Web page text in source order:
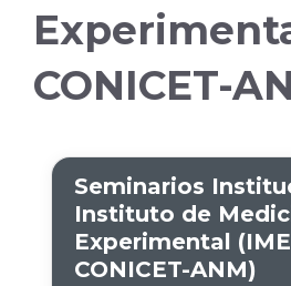
CONICET-
Seminarios
Instituto de
Experimental
CONICET-ANM)